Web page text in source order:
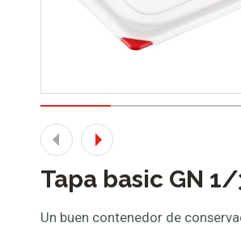
Tapa basic GN
Un buen contenedor de